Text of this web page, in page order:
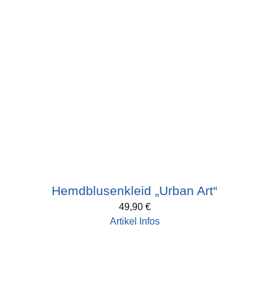
Hemdblusenkleid „Urban Art“
49,90 €
Artikel Infos